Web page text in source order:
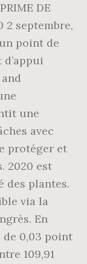
DE
2 septembre,
point de
une
avec
protéger et
2020 est
des plantes.
via la
En
de 0,03 point
109,91